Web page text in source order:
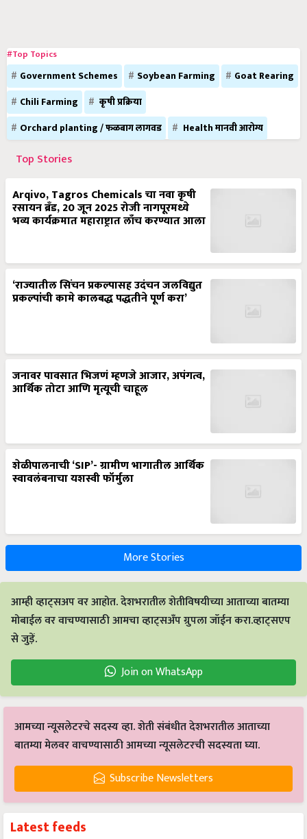
#Top Topics
Government Schemes Soybean Farming
Goat Rearing
Chili Farming
कृषी प्रक्रिया
Orchard planting / फळबाग लागवड
Health मानवी आरोग्य
Top Stories
Arqivo, Tagros Chemicals चा नवा कृषी
रसायन ब्रँड, 20 जून 2025 रोजी नागपूरमध्ये
भव्य कार्यक्रमात महाराष्ट्रात लाँच करण्यात आला
‘राज्यातील सिंचन प्रकल्पासह उदंचन जलविद्युत
प्रकल्पांची कामे कालबद्ध पद्धतीने पूर्ण करा’
जनावर पावसात भिजणं म्हणजे आजार, अपंगत्व,
आर्थिक तोटा आणि मृत्यूची चाहूल
शेळीपालनाची ‘SIP’- ग्रामीण भागातील आर्थिक
स्वावलंबनाचा यशस्वी फॉर्मुला
More Stories
आम्ही व्हाट्सअप वर आहोत. देशभरातील शेतीविषयीच्या आताच्या बातम्या
मोबाईल वर वाचण्यासाठी आमचा व्हाट्सअँप ग्रुपला जॉईन करा.व्हाट्सएप
से जुड़ें.
Join on WhatsApp
आमच्या न्यूसलेटरचे सदस्य व्हा. शेती संबंधीत देशभरातील आताच्या
बातम्या मेलवर वाचण्यासाठी आमच्या न्यूसलेटरची सदस्यता घ्या.
Subscribe Newsletters
Latest feeds